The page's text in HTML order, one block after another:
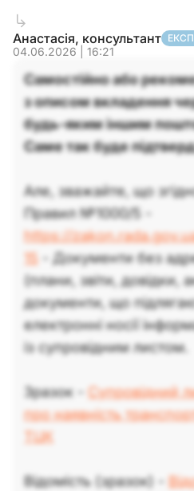
Анастасія, консультант
04.06.2026 | 16:21
Самостійно або
з описом вкладення
будь-яким іншим
Саме так буде
Але, зважайте, що
Правил №1000/5 -
https://
15 - Документи без
(плани, звіти, довідки,
документи, що
електронні носії
із супровідним листом.
Зразок -
Супровідний
про наявність
ТЦК
Відомість (зразок) -